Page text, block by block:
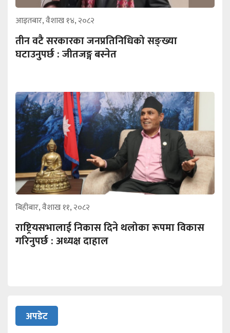
आइतबार, वैशाख १४, २०८२
तीन वटै सरकारका जनप्रतिनिधिको सङ्ख्या
घटाउनुपर्छ : जीतजङ्ग बस्नेत
बिहीबार, वैशाख ११, २०८२
राष्ट्रियसभालाई निकास दिने थलोका रूपमा विकास
गरिनुपर्छ : अध्यक्ष दाहाल
अपडेट